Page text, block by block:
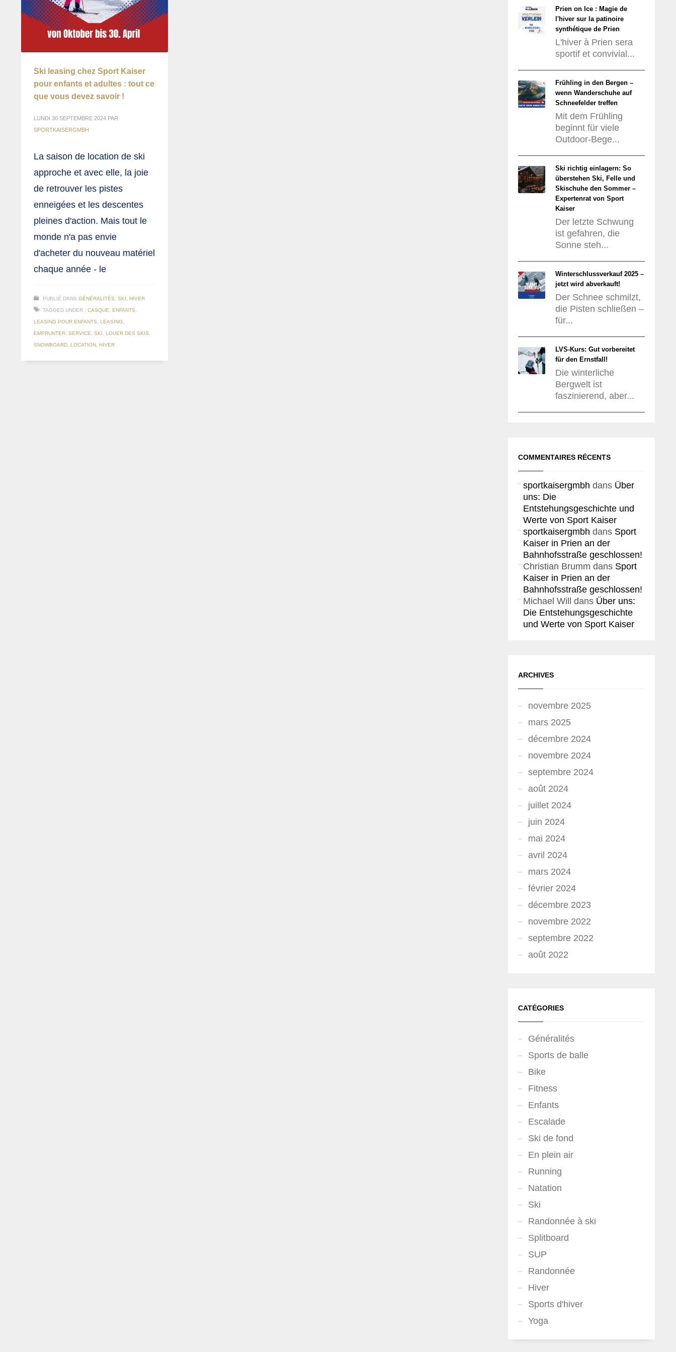
Ski leasing chez Sport Kaiser
pour enfants et adultes : tout ce
que vous devez savoir !
LUNDI 30 SEPTEMBRE 2024 PAR
SPORTKAISERGMBH
La saison de location de ski
approche et avec elle, la joie
de retrouver les pistes
enneigées et les descentes
pleines d'action. Mais tout le
monde n'a pas envie
d'acheter du nouveau matériel
chaque année - le
PUBLIÉ DANS GÉNÉRALITÉS, SKI , HIVER
TAGGED UNDER : CASQUE, ENFANTS,
LEASING POUR ENFANTS, LEASING,
EMPRUNTER, SERVICE, SKI , LOUER DES SKIS,
SNOWBOARD, LOCATION, HIVER
Prien on Ice : Magie de
l'hiver sur la patinoire
synthétique de Prien
L'hiver à Prien sera
sportif et convivial...
Frühling in den Bergen –
wenn Wanderschuhe auf
Schneefelder treffen
Mit dem Frühling
beginnt für viele
Outdoor-Bege...
Ski richtig einlagern: So
überstehen Ski, Felle und
Skischuhe den Sommer –
Expertenrat von Sport
Kaiser
Der letzte Schwung
ist gefahren, die
Sonne steh...
Winterschlussverkauf 2025 –
jetzt wird abverkauft!
Der Schnee schmilzt,
die Pisten schließen –
für...
LVS-Kurs: Gut vorbereitet
für den Ernstfall!
Die winterliche
Bergwelt ist
faszinierend, aber...
COMMENTAIRES RÉCENTS
sportkaisergmbh dans Über
uns: Die
Entstehungsgeschichte und
Werte von Sport Kaiser
sportkaisergmbh dans Sport
Kaiser in Prien an der
Bahnhofsstraße geschlossen!
Christian Brumm dans Sport
Kaiser in Prien an der
Bahnhofsstraße geschlossen!
Michael Will
dans Über uns:
Die Entstehungsgeschichte
und Werte von Sport Kaiser
ARCHIVES
novembre 2025
mars 2025
décembre 2024
novembre 2024
septembre 2024
août 2024
juillet 2024
juin 2024
mai 2024
avril 2024
mars 2024
février 2024
décembre 2023
novembre 2022
septembre 2022
août 2022
CATÉGORIES
Généralités
Sports de balle
Bike
Fitness
Enfants
Escalade
Ski de fond
En plein air
Running
Natation
Ski
Randonnée à ski
Splitboard
SUP
Randonnée
Hiver
Sports d'hiver
Yoga